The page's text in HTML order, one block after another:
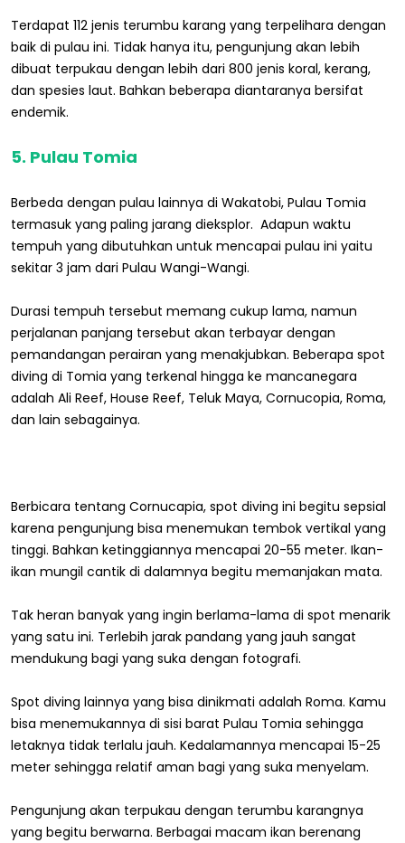
Terdapat 112 jenis terumbu karang yang terpelihara dengan
baik di pulau ini. Tidak hanya itu, pengunjung akan lebih
dibuat terpukau dengan lebih dari 800 jenis koral, kerang,
dan spesies laut. Bahkan beberapa diantaranya bersifat
endemik.
5. Pulau Tomia
Berbeda dengan pulau lainnya di Wakatobi, Pulau Tomia
termasuk yang paling jarang dieksplor. Adapun waktu
tempuh yang dibutuhkan untuk mencapai pulau ini yaitu
sekitar 3 jam dari Pulau Wangi-Wangi.
Durasi tempuh tersebut memang cukup lama, namun
perjalanan panjang tersebut akan terbayar dengan
pemandangan perairan yang menakjubkan. Beberapa spot
diving di Tomia yang terkenal hingga ke mancanegara
adalah Ali Reef, House Reef, Teluk Maya, Cornucopia, Roma,
dan lain sebagainya.
Berbicara tentang Cornucapia, spot diving ini begitu sepsial
karena pengunjung bisa menemukan tembok vertikal yang
tinggi. Bahkan ketinggiannya mencapai 20-55 meter. Ikan-
ikan mungil cantik di dalamnya begitu memanjakan mata.
Tak heran banyak yang ingin berlama-lama di spot menarik
yang satu ini. Terlebih jarak pandang yang jauh sangat
mendukung bagi yang suka dengan fotografi.
Spot diving lainnya yang bisa dinikmati adalah Roma. Kamu
bisa menemukannya di sisi barat Pulau Tomia sehingga
letaknya tidak terlalu jauh. Kedalamannya mencapai 15-25
meter sehingga relatif aman bagi yang suka menyelam.
Pengunjung akan terpukau dengan terumbu karangnya
yang begitu berwarna. Berbagai macam ikan berenang